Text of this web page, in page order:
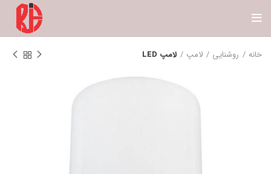
خانه روشنایی لامپ لامپ LED